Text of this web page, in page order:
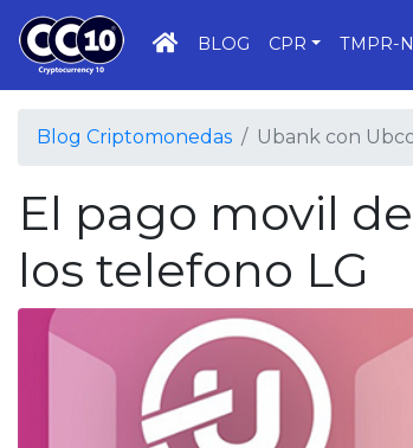
INICIO
BLOG CPR TMPR-
Blog Criptomonedas Ubank con
El pago movil
los telefono LG